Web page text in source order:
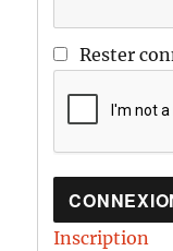
Rester
Inscription